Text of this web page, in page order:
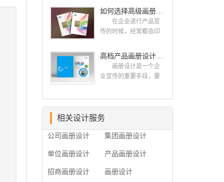
柏品牌设计有限公司成
立于2004年，是由一群
专业、独特的IT精英组
贴网络时代的发展潮
流，对中国网络应用的
现状和趋势有很深的...
不能缺少的。标志设计
画册设计 简练、概
括、完美!即要成功到几
案的程度是我们的目
标，其难度比之其它任
何艺术设计都要大得
循以下的原则： 1.详
的、适用范畴并深刻...
设计公司是那些?古柏品
牌提供画册设计，宣传
册设计,排版设计，画册
广州集团/单位/产品/目录
画册设计/印刷公司。相
信不少喜欢设计的小伙
古柏设计 古柏品牌
设计系品牌策划与推
面设计、产品包装设
站建设与推广的专业...
如何选择高级画册设计公司 怎么制作高级企业画册
在企业进行产品宣
传的时候，经常都会印
要找一家出色的画册制
作公司。下面古柏品牌
设计就给大家说说如何
画册?高级画册设计公
册设计公司 首先是
员工的能力是否过硬。
这包括调研人员观察捕
捉信息、与企业顺利沟
能力;摄影人员拍摄出真
高档产品画册设计的有哪些小技巧
画册设计是一个企
业宣传的重要手段，要
示企业品牌形象。高档
产品画册设计有哪些小
古柏品牌设计怎么说!高
高档产品画册设计要注
关注 现在企业都在
相关设计服务
公司画册设计 集团画册设计
单位画册设计 产品画册设计
招商画册设计 画册设计